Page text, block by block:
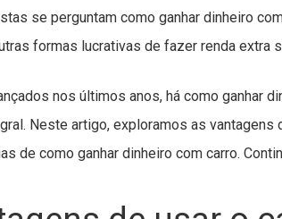
se perguntam como ganhar dinheiro
formas lucrativas de fazer renda extra
nos últimos anos, há como ganhar
Neste artigo, exploramos as
de como ganhar dinheiro com carro.